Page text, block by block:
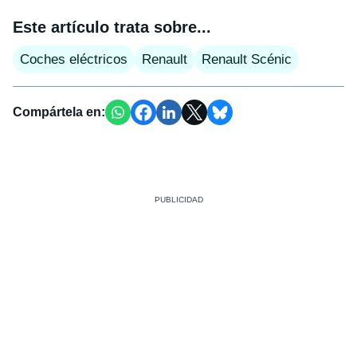
Este artículo trata sobre...
Coches eléctricos Renault Renault Scénic
Compártela en: